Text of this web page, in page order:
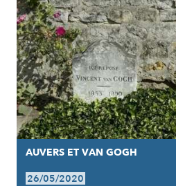
AUVERS ET VAN GOGH
26/05/2020